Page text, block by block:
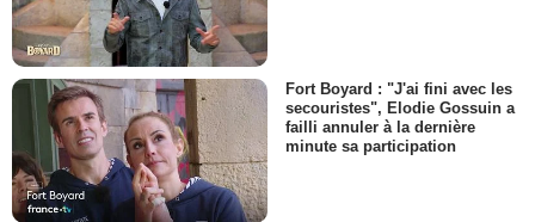
Fort Boyard : "J'ai fini avec les
secouristes", Elodie Gossuin a
failli annuler à la dernière
minute sa participation